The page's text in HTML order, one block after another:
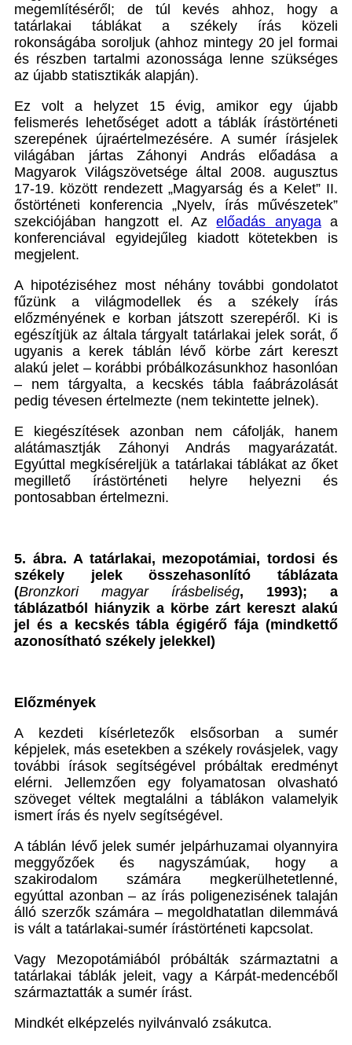
megemlítéséről; de túl kevés ahhoz, hogy a
tatárlakai táblákat a székely írás közeli
rokonságába soroljuk (ahhoz mintegy 20 jel formai
és részben tartalmi azonossága lenne szükséges
az újabb statisztikák alapján).
Ez volt a helyzet 15 évig, amikor egy újabb
felismerés lehetőséget adott a táblák írástörténeti
szerepének újraértelmezésére. A sumér írásjelek
világában jártas Záhonyi András előadása a
Magyarok Világszövetsége által 2008. augusztus
17-19. között rendezett „Magyarság és a Kelet” II.
őstörténeti konferencia „Nyelv, írás művészetek”
szekciójában hangzott el. Azelőadás anyagaa
konferenciával egyidejűleg kiadott kötetekben is
megjelent.
A hipotéziséhez most néhány további gondolatot
fűzünk a világmodellek és a székely írás
előzményének e korban játszott szerepéről. Ki is
egészítjük az általa tárgyalt tatárlakai jelek sorát, ő
ugyanis a kerek táblán lévő körbe zárt kereszt
alakú jelet – korábbi próbálkozásunkhoz hasonlóan
– nem tárgyalta, a kecskés tábla faábrázolását
pedig tévesen értelmezte (nem tekintette jelnek).
E kiegészítések azonban nem cáfolják, hanem
alátámasztják Záhonyi András magyarázatát.
Egyúttal megkíséreljük a tatárlakai táblákat az őket
megillető írástörténeti helyre helyezni és
pontosabban értelmezni.
5. ábra. A tatárlakai, mezopotámiai, tordosi és
székely jelek összehasonlító táblázata
(Bronzkori magyar írásbeliség, 1993); a
táblázatból hiányzik a körbe zárt kereszt alakú
jel és a kecskés tábla égigérő fája (mindkettő
azonosítható székely jelekkel)
Előzmények
A kezdeti kísérletezők elsősorban a sumér
képjelek, más esetekben a székely rovásjelek, vagy
további írások segítségével próbáltak eredményt
elérni. Jellemzően egy folyamatosan olvasható
szöveget véltek megtalálni a táblákon valamelyik
ismert írás és nyelv segítségével.
A táblán lévő jelek sumér jelpárhuzamai olyannyira
meggyőzőek és nagyszámúak, hogy a
szakirodalom számára megkerülhetetlenné,
egyúttal azonban – az írás poligenezisének talaján
álló szerzők számára – megoldhatatlan dilemmává
is vált a tatárlakai-sumér írástörténeti kapcsolat.
Vagy Mezopotámiából próbálták származtatni a
tatárlakai táblák jeleit, vagy a Kárpát-medencéből
származtatták a sumér írást.
Mindkét elképzelés nyilvánvaló zsákutca.